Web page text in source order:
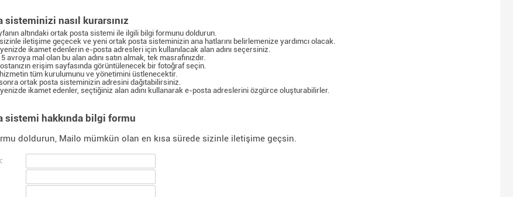
sisteminizi nasıl kurarsınız
altındaki ortak posta sistemi ile ilgili bilgi formunu doldurun.
iletişime geçecek ve yeni ortak posta sisteminizin ana hatlarını belirlemenize yardımcı olacak.
ikamet edenlerin e-posta adresleri için kullanılacak alan adını seçersiniz.
avroya mal olan bu alan adını satın almak, tek masrafınızdır.
erişim sayfasında görüntülenecek bir fotoğraf seçin.
tüm kurulumunu ve yönetimini üstlenecektir.
ortak posta sisteminizin adresini dağıtabilirsiniz.
ikamet edenler, seçtiğiniz alan adını kullanarak e-posta adreslerini özgürce oluşturabilirler.
sistemi hakkında bilgi formu
doldurun, Mailo mümkün olan en kısa sürede sizinle iletişime geçsin.